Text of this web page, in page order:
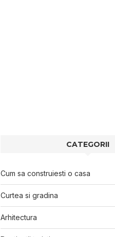
CATEGORII
Cum sa construiesti o casa
Curtea si gradina
Arhitectura